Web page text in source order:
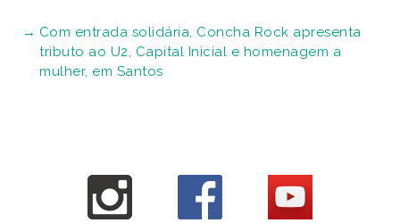
Com entrada solidária, Concha Rock apresenta
tributo ao U2, Capital Inicial e homenagem a
mulher, em Santos